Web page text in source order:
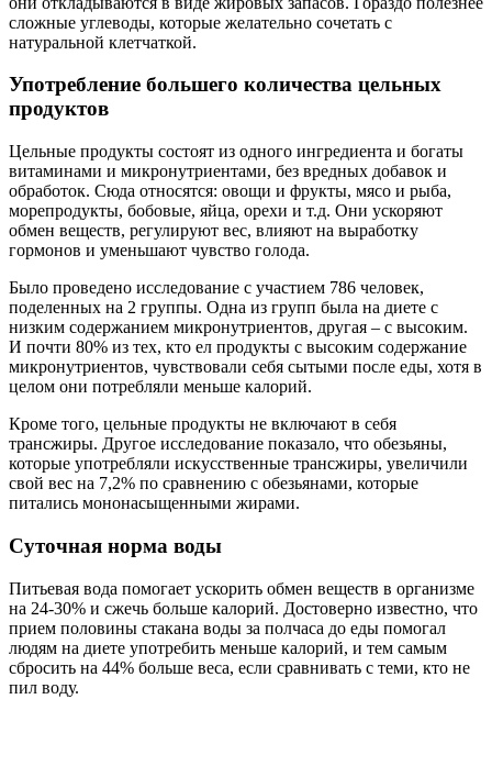
сложные углеводы, которые желательно сочетать с
натуральной клетчаткой.
Употребление большего количества цельных
продуктов
Цельные продукты состоят из одного ингредиента и богаты
витаминами и микронутриентами, без вредных добавок и
обработок. Сюда относятся: овощи и фрукты, мясо и рыба,
морепродукты, бобовые, яйца, орехи и т.д. Они ускоряют
обмен веществ, регулируют вес, влияют на выработку
гормонов и уменьшают чувство голода.
Было проведено исследование с участием 786 человек,
поделенных на 2 группы. Одна из групп была на диете с
низким содержанием микронутриентов, другая – с высоким.
И почти 80% из тех, кто ел продукты с высоким содержание
микронутриентов, чувствовали себя сытыми после еды, хотя в
целом они потребляли меньше калорий.
Кроме того, цельные продукты не включают в себя
трансжиры. Другое исследование показало, что обезьяны,
которые употребляли искусственные трансжиры, увеличили
свой вес на 7,2% по сравнению с обезьянами, которые
питались мононасыщенными жирами.
Суточная норма воды
Питьевая вода помогает ускорить обмен веществ в организме
на 24-30% и сжечь больше калорий. Достоверно известно, что
прием половины стакана воды за полчаса до еды помогал
людям на диете употребить меньше калорий, и тем самым
сбросить на 44% больше веса, если сравнивать с теми, кто не
пил воду.